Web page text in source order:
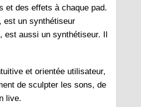
et des effets à chaque pad.
est un synthétiseur
aussi un synthétiseur. Il
et orientée utilisateur,
de sculpter les sons, de
live.